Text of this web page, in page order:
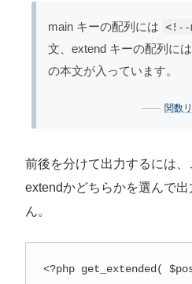
mainキーの配列には <!--
文、 extendキーの配列には
の本文が入っています。
関数
前後を分けて出力するには
extendかどちらかを選んで
ん。
<?php get_extended(